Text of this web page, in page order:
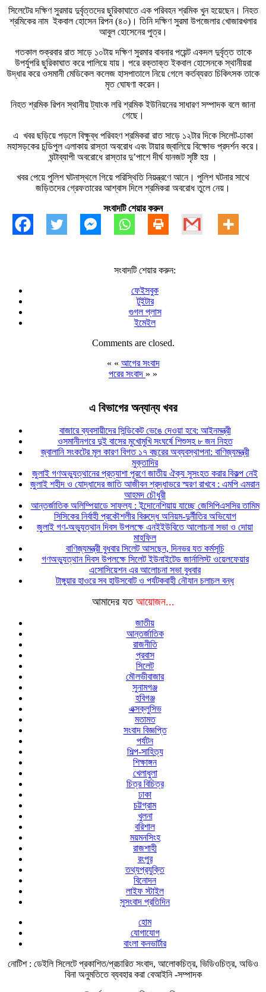
সিলেটের দক্ষিণ সুরমায় দুর্বৃত্তদের ছুরিকাঘাতে এক পরিবহন শ্রমিক খুন হয়েছেন। নিহত
শ্রমিকের নাম ইকবাল হোসেন রিপন (৪০)। তিনি দক্ষিণ সুরমা উপজেলার খোজারখলার
আবুল হোসেনের পুত্র।
গতকাল শুক্রবার রাত সাড়ে ১০টায় দক্ষিণ সুরমার বাবনার পয়েন্ট একদল দুর্বৃত্ত তাকে
উপর্যুপরি ছুরিকাঘাত করে পালিয়ে যায়। পরে রক্তাক্ত ইকবাল হোসেনকে স্থানীয়রা
উদ্ধার করে ওসমানী মেডিকেল কলেজ হাসপাতালে নিয়ে গেলে কর্তব্যরত চিকিৎসক তাকে
মৃত ঘোষণা করেন।
নিহত শ্রমিক রিপন স্থানীয় ট্যাংক লরি শ্রমিক ইউনিয়নের সাধারণ সম্পাদক বলে জানা
গেছে।
এ খবর ছড়িয়ে পড়লে বিক্ষুব্ধ পরিবহণ শ্রমিকরা রাত সাড়ে ১২টার দিকে সিলেট-ঢাকা
মহাসড়কের চন্ডিপুল এলাকায় রাস্তা অবরোধ এবং টায়ার জ্বালিয়ে বিক্ষোভ প্রদর্শন করে।
ঘন্টাব্যাপী অবরোধে রাস্তার দু’পাশে দীর্ঘ যানজট সৃষ্টি হয় ।
খবর পেয়ে পুলিশ ঘটনাস্থলে গিয়ে পরিস্থিতি নিয়ন্ত্রণে আনে। পুলিশ ঘটনার সাথে
জড়িতদের গ্রেফতারের আশ্বাস দিলে শ্রমিকরা অবরোধ তুলে নেয়।
সংবাদটি শেয়ার করুন
সংবাদটি শেয়ার করুন:
ফেইসবুক
টুইটার
গুগল প্লাস
ইমেইল
Comments are closed.
« « আগের সংবাদ
পরের সংবাদ » »
এ বিভাগের অন্যান্য খবর
বাজারে ব্যবসায়ীদের সিন্ডিকেট ভেঙে দেওয়া হবে: আইনমন্ত্রী
ওসমানীনগরে দুই বাসের মুখোমুখি সংঘর্ষে শিশুসহ ৮ জন নিহত
জ্বালানি সংকটের মূল কারণ বিগত ১৭ বছরের অব্যবস্থাপনা: বাণিজ্যমন্ত্রী
মুক্তাদির
জুলাই গণঅভ্যুত্থানের প্রত্যাশা পূরণে জাতীয় ঐক্য সুসংহত করার বিকল্প নেই
জুলাই শহীদ ও যোদ্ধাদের জাতি আজীবন শ্রদ্ধাভরে স্মরণ রাখবে : এমপি এমরান
আহমদ চৌধুরী
আন্তর্জাতিক অলিম্পিয়াডে সাফল্য : ইন্দোনেশিয়ায় যাচ্ছে জেসিপিএসসির তামিম
সিসিকের নির্বাহী প্রকৌশলীর বিরুদ্ধে অনিয়ম-দুর্নীতির অভিযোগ
জুলাই গণ-অভ্যুত্থান দিবস উপলক্ষে এনইইউবিতে আলোচনা সভা ও দোয়া
মাহফিল
বাণিজ্যমন্ত্রী বুধবার সিলেট আসছেন, দিনভর যত কর্মসূচি
গণঅভ্যুত্থান দিবস উপলক্ষে সিলেট ইউনাইটেড জার্নালিস্ট ওয়েলফেয়ার
এসোসিয়েশন এর আলোচনা সভা বুধবার
টাঙ্গুয়ার হাওরে সব হাউসবোট ও পর্যটকবাহী নৌযান চলাচল বন্ধ
আমাদের যত আয়োজন...
জাতীয়
আন্তর্জাতিক
রাজনীতি
প্রবাস
সিলেট
মৌলভীবাজার
সুনামগঞ্জ
হবিগঞ্জ
এক্সক্লুসিভ
মতামত
সংবাদ বিজ্ঞপ্তি
পর্যটন
শিল্প-সাহিত্য
শিক্ষাঙ্গন
খেলাধুলা
চিত্র বিচিত্র
ঢাকা
চট্টগ্রাম
খুলনা
বরিশাল
ময়মনসিংহ
রাজশাহী
রংপুর
তথ্যপ্রযুক্তি
বিনোদন
লাইফ স্টাইল
সুসংবাদ প্রতিদিন
হোম
যোগাযোগ
বাংলা কনভার্টার
নোটিশ : ডেইলি সিলেটে প্রকাশিত/প্রচারিত সংবাদ, আলোকচিত্র, ভিডিওচিত্র, অডিও
বিনা অনুমতিতে ব্যবহার করা বেআইনি -সম্পাদক